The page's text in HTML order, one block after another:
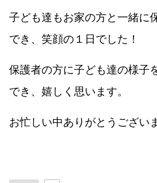
子ども達もお家の方と一緒に
でき、笑顔の１日でした！
保護者の方に子ども達の様子
でき、嬉しく思います。
お忙しい中ありがとうござい